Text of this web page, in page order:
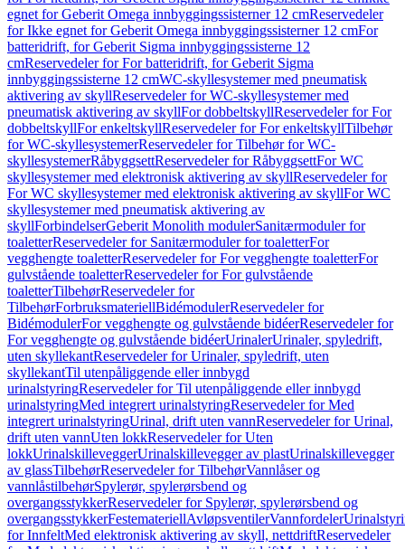
egnet for Geberit Omega innbyggingssisterner 12 cmReservedeler
for Ikke egnet for Geberit Omega innbyggingssisterner 12 cmFor
batteridrift, for Geberit Sigma innbyggingssisterne 12
cmReservedeler for For batteridrift, for Geberit Sigma
innbyggingssisterne 12 cmWC-skyllesystemer med pneumatisk
aktivering av skyllReservedeler for WC-skyllesystemer med
pneumatisk aktivering av skyllFor dobbeltskyllReservedeler for For
dobbeltskyllFor enkeltskyllReservedeler for For enkeltskyllTilbehør
for WC-skyllesystemerReservedeler for Tilbehør for WC-
skyllesystemerRåbyggsettReservedeler for RåbyggsettFor WC
skyllesystemer med elektronisk aktivering av skyllReservedeler for
For WC skyllesystemer med elektronisk aktivering av skyllFor WC
skyllesystemer med pneumatisk aktivering av
skyllForbindelserGeberit Monolith modulerSanitærmoduler for
toaletterReservedeler for Sanitærmoduler for toaletterFor
vegghengte toaletterReservedeler for For vegghengte toaletterFor
gulvstående toaletterReservedeler for For gulvstående
toaletterTilbehørReservedeler for
TilbehørForbruksmateriellBidémodulerReservedeler for
BidémodulerFor vegghengte og gulvstående bidéerReservedeler for
For vegghengte og gulvstående bidéerUrinalerUrinaler, spyledrift,
uten skyllekantReservedeler for Urinaler, spyledrift, uten
skyllekantTil utenpåliggende eller innbygd
urinalstyringReservedeler for Til utenpåliggende eller innbygd
urinalstyringMed integrert urinalstyringReservedeler for Med
integrert urinalstyringUrinal, drift uten vannReservedeler for Urinal,
drift uten vannUten lokkReservedeler for Uten
lokkUrinalskilleveggerUrinalskillevegger av plastUrinalskillevegger
av glassTilbehørReservedeler for TilbehørVannlåser og
vannlåstilbehørSpylerør, spylerørsbend og
overgangsstykkerReservedeler for Spylerør, spylerørsbend og
overgangsstykkerFestemateriellAvløpsventilerVannfordeler
for InnfeltMed elektronisk aktivering av skyll, nettdriftReservedeler